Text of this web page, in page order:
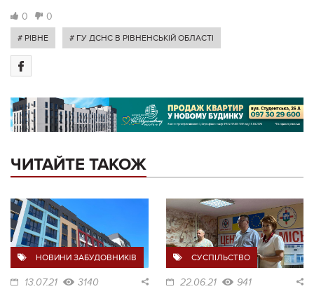
0 0
# РІВНЕ # ГУ ДСНС В РІВНЕНСЬКІЙ ОБЛАСТІ
ЧИТАЙТЕ ТАКОЖ
НОВИНИ ЗАБУДОВНИКІВ
13.07.21 3140
СУСПІЛЬСТВО
22.06.21 941